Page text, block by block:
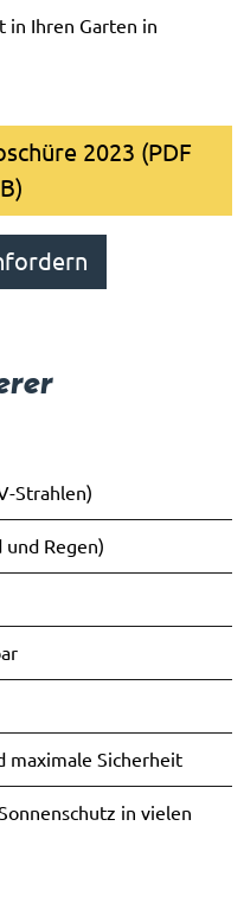
in Ihren Garten in
2023 (PDF
Strahlen)
Regen)
maximale Sicherheit
in vielen